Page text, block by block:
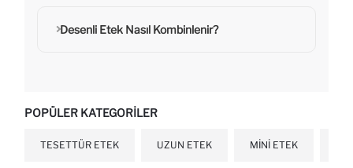
Desenli Etek Nasıl Kombinlenir?
POPÜLER KATEGORILER
TESETTÜR ETEK UZUN ETEK MINI ETEK